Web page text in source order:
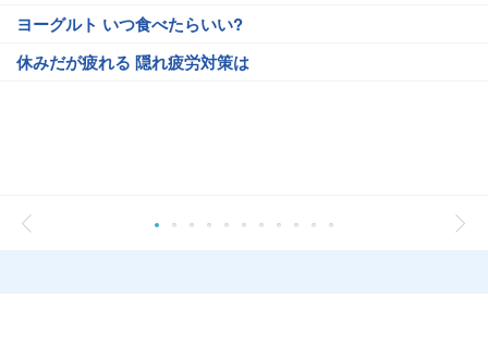
ヨーグルト いつ食べたらいい?
休みだが疲れる 隠れ疲労対策は